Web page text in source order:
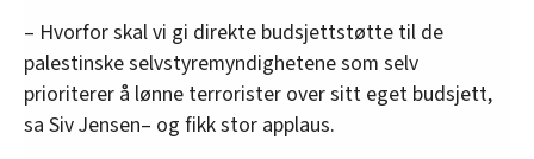
– Hvorfor skal vi gi direkte budsjettstøtte til de
palestinske selvstyremyndighetene som selv
prioriterer å lønne terrorister over sitt eget budsjett,
sa Siv Jensen– og fikk stor applaus.